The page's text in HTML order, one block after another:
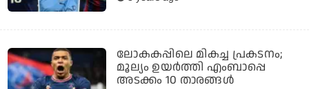
ലോകകപ്പിലെ മികച്ച പ്രകടനം;
മൂല്യം ഉയർത്തി എംബാപ്പെ
അടക്കം 10 താരങ്ങൾ